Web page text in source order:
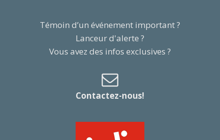
Témoin d’un événement important ?
Lanceur d'alerte ?
Vous avez des infos exclusives ?
Contactez-nous!